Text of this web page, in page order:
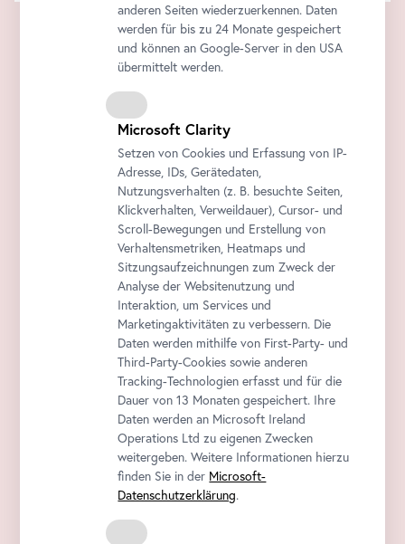
anderen Seiten wiederzuerkennen. Daten
werden für bis zu 24 Monate gespeichert
und können an Google-Server in den USA
übermittelt werden.
Microsoft Clarity
Setzen von Cookies und Erfassung von IP-
Adresse, IDs, Gerätedaten,
Nutzungsverhalten (z. B. besuchte Seiten,
Klickverhalten, Verweildauer), Cursor- und
Scroll-Bewegungen und Erstellung von
Verhaltensmetriken, Heatmaps und
Sitzungsaufzeichnungen zum Zweck der
Analyse der Websitenutzung und
Interaktion, um Services und
Marketingaktivitäten zu verbessern. Die
Daten werden mithilfe von First-Party- und
Third-Party-Cookies sowie anderen
Tracking-Technologien erfasst und für die
Dauer von 13 Monaten gespeichert. Ihre
Daten werden an Microsoft Ireland
Operations Ltd zu eigenen Zwecken
weitergeben. Weitere Informationen hierzu
finden Sie in der Microsoft-
Datenschutzerklärung.